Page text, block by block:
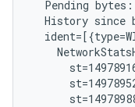
Pending
History since